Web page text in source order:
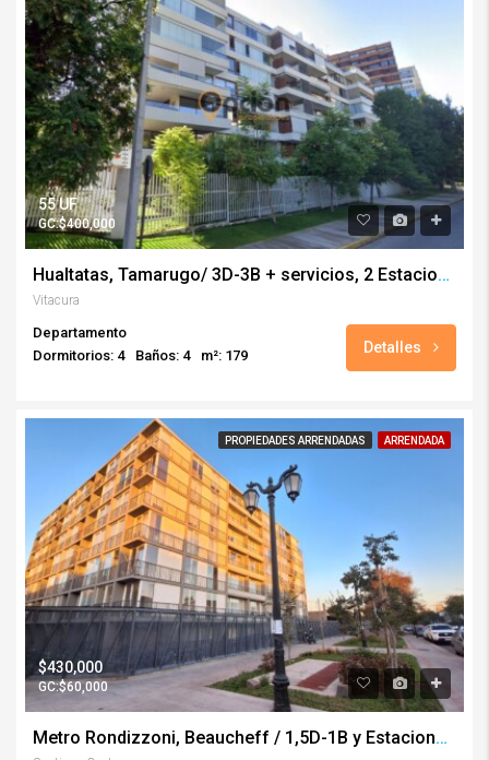
55 UF
GC:$400,000
Hualtatas, Tamarugo/ 3D-3B + servicios, 2 Estacionamientos y Bodega
Vitacura
Departamento
Dormitorios: 4
Baños: 4 m²: 179 Detalles
PROPIEDADES ARRENDADAS ARRENDADA
$430,000
GC:$60,000
Metro Rondizzoni, Beaucheff / 1,5D-1B y Estacionamiento (amoblado)